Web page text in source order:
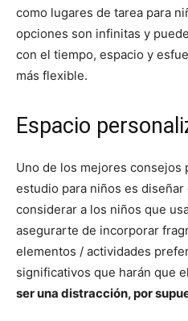
como lugares de tarea para
opciones son infinitas y
con el tiempo, espacio y
más flexible.
Espacio
Uno de los mejores consejos
estudio para niños es
considerar a los niños que
asegurarte de incorporar
elementos / actividades
significativos que harán que
ser una distracción, por